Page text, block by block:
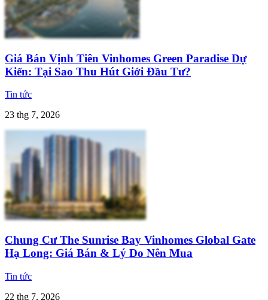
Giá Bán Vịnh Tiên Vinhomes Green Paradise Dự
Kiến: Tại Sao Thu Hút Giới Đầu Tư?
Tin tức
23 thg 7, 2026
Chung Cư The Sunrise Bay Vinhomes Global Gate
Hạ Long: Giá Bán & Lý Do Nên Mua
Tin tức
22 thg 7, 2026